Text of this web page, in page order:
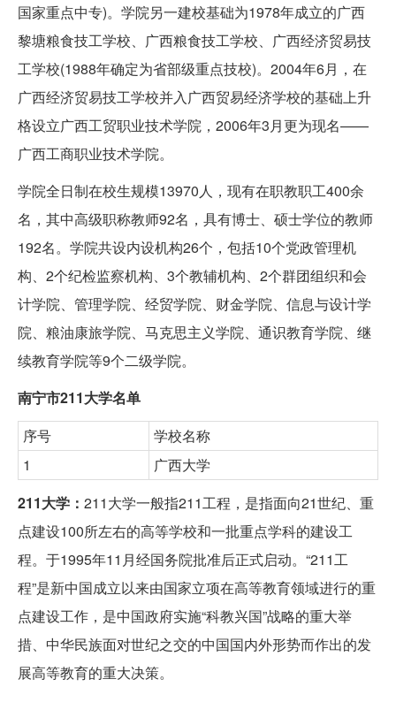
国家重点中专)。学院另一建校基础为1978年成立的广西
黎塘粮食技工学校、广西粮食技工学校、广西经济贸易技
工学校(1988年确定为省部级重点技校)。2004年6月，在
广西经济贸易技工学校并入广西贸易经济学校的基础上升
格设立广西工贸职业技术学院，2006年3月更为现名——
广西工商职业技术学院。
学院全日制在校生规模13970人，现有在职教职工400余
名，其中高级职称教师92名，具有博士、硕士学位的教师
192名。学院共设内设机构26个，包括10个党政管理机
构、2个纪检监察机构、3个教辅机构、2个群团组织和会
计学院、管理学院、经贸学院、财金学院、信息与设计学
院、粮油康旅学院、马克思主义学院、通识教育学院、继
续教育学院等9个二级学院。
南宁市211大学名单
序号
学校名称
1
广西大学
211大学： 211大学一般指211工程，是指面向21世纪、重
点建设100所左右的高等学校和一批重点学科的建设工
程。于1995年11月经国务院批准后正式启动。“211工
程”是新中国成立以来由国家立项在高等教育领域进行的重
点建设工作，是中国政府实施“科教兴国”战略的重大举
措、中华民族面对世纪之交的中国国内外形势而作出的发
展高等教育的重大决策。